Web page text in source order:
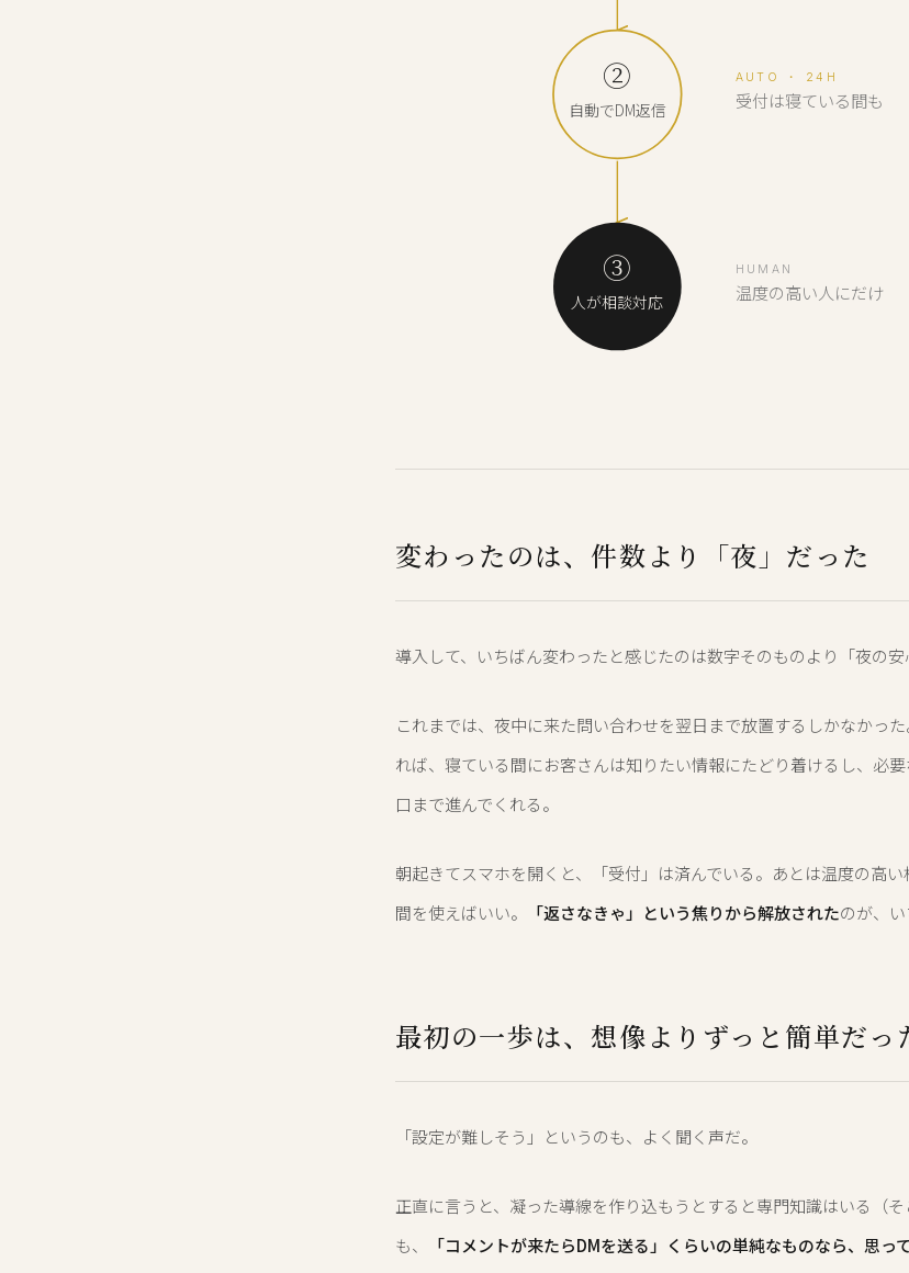
②
自動でDM返信
AUTO ・ 24H
受付は寝ている間も
③
人が相談対応
HUMAN
温度の高い人にだけ
変わったのは、件数より「夜」だった
導入して、いちばん変わったと感じたのは数字そのものより「夜の安
これまでは、夜中に来た問い合わせを翌日まで放置するしかなかっ
れば、寝ている間にお客さんは知りたい情報にたどり着けるし、必
口まで進んでくれる。
朝起きてスマホを開くと、「受付」は済んでいる。あとは温度の高
間を使えばいい。
「返さなきゃ」という焦りから解放されたのが、い
最初の一歩は、想像よりずっと簡単だっ
「設定が難しそう」というのも、よく聞く声だ。
正直に言うと、凝った導線を作り込もうとすると専門知識はいる（
も、
「コメントが来たらDMを送る」くらいの単純なものなら、思っ